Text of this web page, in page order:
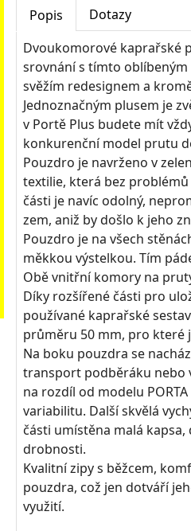
Popis
Dotazy
Dvoukomorové kaprařské
srovnání s tímto oblíbeným
svěžím redesignem a
Jednoznačným plusem je
v Portě Plus budete mít
konkurenční model prutu
Pouzdro je navrženo v
textilie, která bez
části je navíc odolný,
zem, aniž by došlo k jeho
Pouzdro je na všech
měkkou výstelkou. Tím
Obě vnitřní komory na
Díky rozšířené části pro
používané kaprařské
průměru 50 mm, pro které
Na boku pouzdra se
transport podběráku nebo
na rozdíl od modelu
variabilitu. Další skvělá
části umístěna malá
drobnosti.
Kvalitní zipy s běžcem,
pouzdra, což jen dotváří
využití.